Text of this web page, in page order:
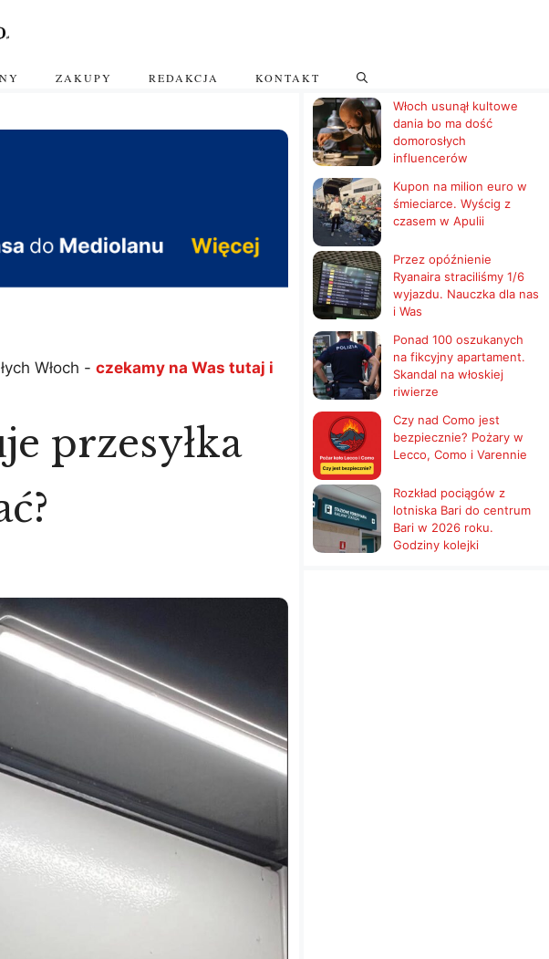
ZAKUPY REDAKCJA KONTAKT
Włoch - czekamy na Was tutaj i
przesyłka
Włoch usunął kultowe
dania bo ma dość
domorosłych
influencerów
Kupon na milion euro w
śmieciarce. Wyścig z
czasem w Apulii
Przez opóźnienie
Ryanaira straciliśmy 1/6
wyjazdu. Nauczka dla nas
i Was
Ponad 100 oszukanych
na fikcyjny apartament.
Skandal na włoskiej
riwierze
Czy nad Como jest
bezpiecznie? Pożary w
Lecco, Como i Varennie
Rozkład pociągów z
lotniska Bari do centrum
Bari w 2026 roku.
Godziny kolejki